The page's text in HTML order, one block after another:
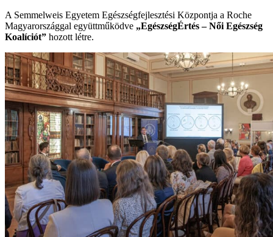
A Semmelweis Egyetem Egészségfejlesztési Központja a Roche
Magyarországgal együttműködve „EgészségÉrtés – Női Egészség
Koalíciót” hozott létre.